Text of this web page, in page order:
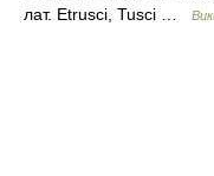
лат. Etrusci, Tusci …